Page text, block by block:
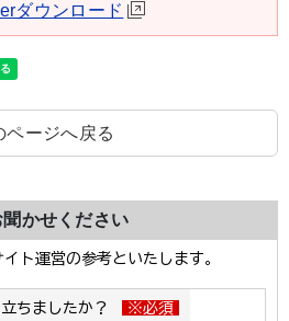
ダウンロード
ページへ戻る
かせください